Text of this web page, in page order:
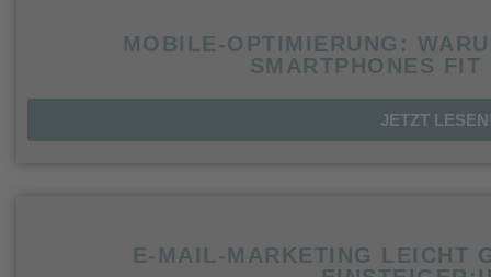
MOBILE-OPTIMIERUNG:
SMARTPHONES FIT
JETZT
E-MAIL-MARKETING LEICHT